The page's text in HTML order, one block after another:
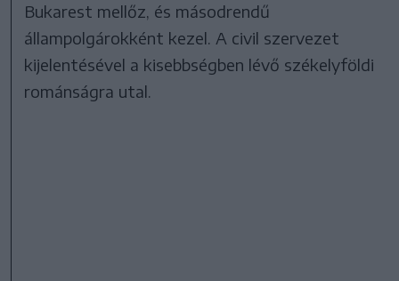
Bukarest mellőz, és másodrendű
állampolgárokként kezel. A civil szervezet
kijelentésével a kisebbségben lévő székelyföldi
románságra utal.